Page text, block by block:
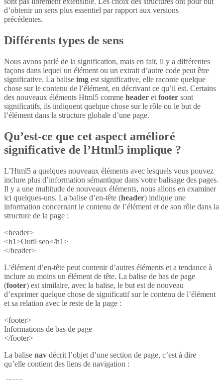
d’obtenir un sens plus essentiel par rapport aux versions
précédentes.
Différents types de sens
Nous avons parlé de la signification, mais en fait, il y a différentes
façons dans lequel un élément ou un extrait d’autre code peut être
significative. La balise img est significative, elle raconte quelque
chose sur le contenu de l’élément, en décrivant ce qu’il est. Certains
des nouveaux éléments Html5 comme header et footer sont
significatifs, ils indiquent quelque chose sur le rôle ou le but de
l’élément dans la structure globale d’une page.
Qu’est-ce que cet aspect amélioré
significative de l’Html5 implique ?
L’Html5 a quelques nouveaux éléments avec lesquels vous pouvez
inclure plus d’information sémantique dans votre balisage des pages.
Il y a une multitude de nouveaux éléments, nous allons en examiner
ici quelques-uns. La balise d’en-tête (header) indique une
information concernant le contenu de l’élément et de son rôle dans la
structure de la page :
<header>
<h1>Outil seo</h1>
</header>
L’élément d’en-tête peut contenir d’autres éléments et a tendance à
inclure au moins un élément de tête. La balise de bas de page
(footer) est similaire, avec la balise, le but est de nouveau
d’exprimer quelque chose de significatif sur le contenu de l’élément
et sa relation avec le reste de la page :
<footer>
Informations de bas de page
</footer>
La balise nav décrit l’objet d’une section de page, c’est à dire
qu’elle contient des liens de navigation :